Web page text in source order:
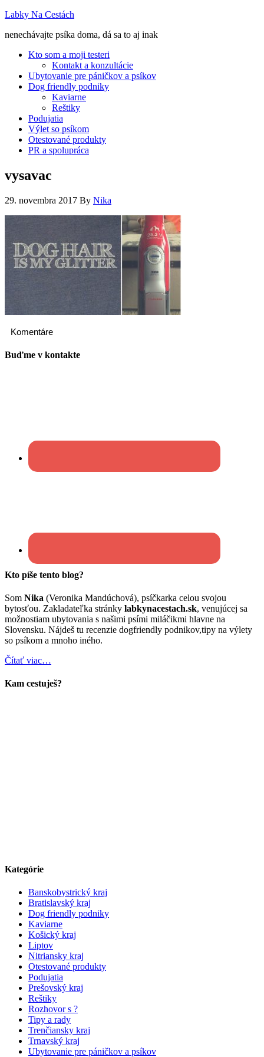
Labky Na Cestách
nenechávajte psíka doma, dá sa to aj inak
Kto som a moji testeri
Kontakt a konzultácie
Ubytovanie pre páničkov a psíkov
Dog friendly podniky
Kaviarne
Reštiky
Podujatia
Výlet so psíkom
Otestované produkty
PR a spolupráca
vysavac
29. novembra 2017 By Nika
Komentáre
Buďme v kontakte
Kto píše tento blog?
Som Nika (Veronika Mandúchová), psíčkarka celou svojou
bytosťou. Zakladateľka stránky labkynacestach.sk, venujúcej sa
možnostiam ubytovania s našimi psími miláčikmi hlavne na
Slovensku. Nájdeš tu recenzie dogfriendly podnikov,tipy na výlety
so psíkom a mnoho iného.
Čítať viac…
Kam cestuješ?
Kategórie
Banskobystrický kraj
Bratislavský kraj
Dog friendly podniky
Kaviarne
Košický kraj
Liptov
Nitriansky kraj
Otestované produkty
Podujatia
Prešovský kraj
Reštiky
Rozhovor s ?
Tipy a rady
Trenčiansky kraj
Trnavský kraj
Ubytovanie pre páničkov a psíkov